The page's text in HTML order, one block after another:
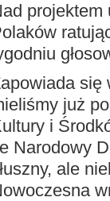
projektem
się
już
i
Narodowy
ale